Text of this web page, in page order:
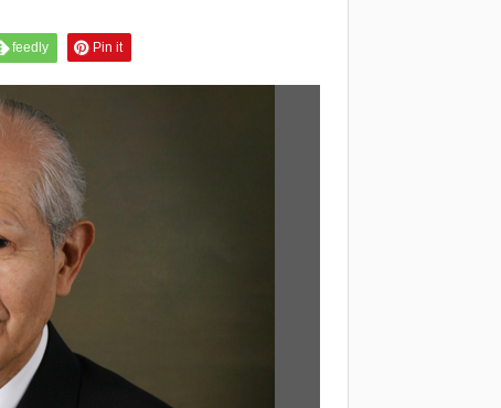
feedly Pin it